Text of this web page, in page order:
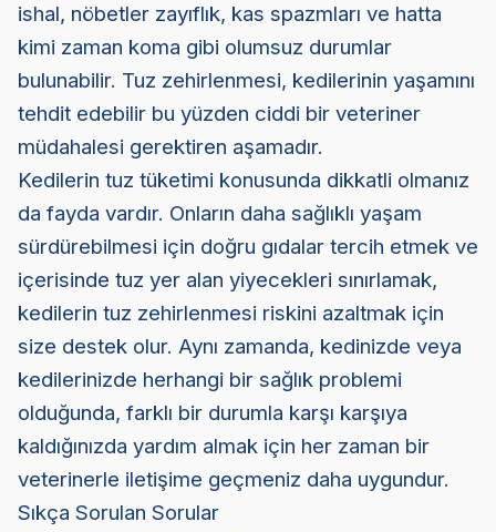
ishal, nöbetler zayıflık, kas spazmları ve hatta
kimi zaman koma gibi olumsuz durumlar
bulunabilir. Tuz zehirlenmesi, kedilerinin yaşamını
tehdit edebilir bu yüzden ciddi bir veteriner
müdahalesi gerektiren aşamadır.
Kedilerin tuz tüketimi konusunda dikkatli olmanız
da fayda vardır. Onların daha sağlıklı yaşam
sürdürebilmesi için doğru gıdalar tercih etmek ve
içerisinde tuz yer alan yiyecekleri sınırlamak,
kedilerin tuz zehirlenmesi riskini azaltmak için
size destek olur. Aynı zamanda, kedinizde veya
kedilerinizde herhangi bir sağlık problemi
olduğunda, farklı bir durumla karşı karşıya
kaldığınızda yardım almak için her zaman bir
veterinerle iletişime geçmeniz daha uygundur.
Sıkça Sorulan Sorular